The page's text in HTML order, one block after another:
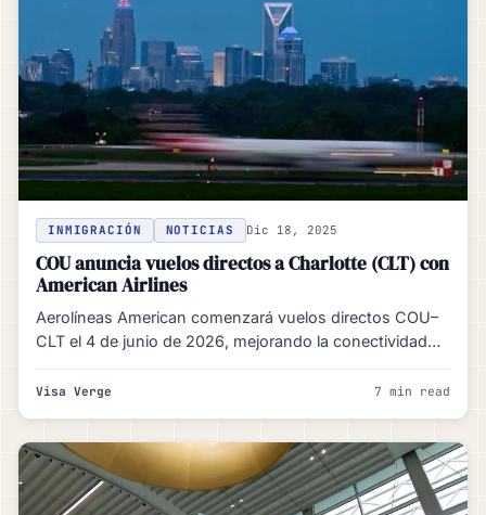
INMIGRACIÓN NOTICIAS Dic 18, 2025
COU anuncia vuelos directos a Charlotte (CLT) con
American Airlines
Aerolíneas American comenzará vuelos directos COU–
CLT el 4 de junio de 2026, mejorando la conectividad
regional. COU cuenta…
Visa Verge 7 min read